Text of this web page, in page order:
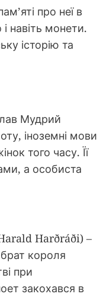
про неї в
навіть монети.
історію та
Мудрий
іноземні мови
того часу. Її
а особиста
Harðráði) –
короля
при
закохався в